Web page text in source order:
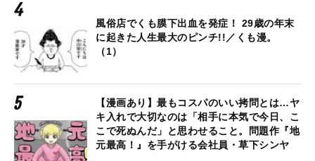
風俗店でくも膜下出血を発症！ 29歳の年末
に起きた人生最大のピンチ!!／くも漫。
（1）
【漫画あり】最もコスパのいい拷問とは…ヤ
キ入れで大切なのは「相手に本気で今日、こ
こで死ぬんだ」と思わせること。問題作『地
元最高！』を手がける会社員・草下シンヤ